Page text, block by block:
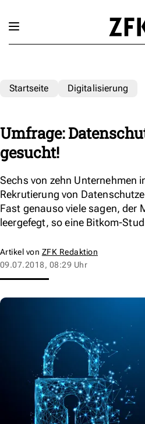
Startseite Digitalisierung
Umfrage:
gesucht!
Sechs von zehn Unternehmen
Rekrutierung von
Fast genauso viele sagen, der
leergefegt, so eine Bitkom-
Artikel von ZFK Redaktion
09.07.2018, 08:29 Uhr